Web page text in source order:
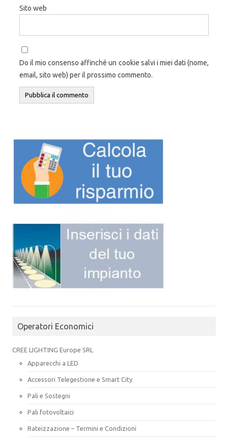
Sito web
Do il mio consenso affinché un cookie salvi i miei dati (nome,
email, sito web) per il prossimo commento.
Operatori Economici
CREE LIGHTING Europe SRL
Apparecchi a LED
Accessori Telegestione e Smart City
Pali e Sostegni
Pali fotovoltaici
Rateizzazione – Termini e Condizioni